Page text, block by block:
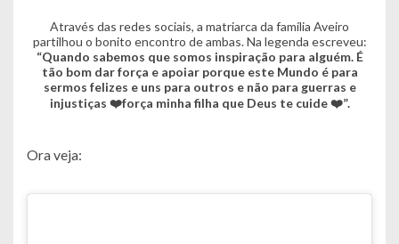
Através das redes sociais, a matriarca da família Aveiro
partilhou o bonito encontro de ambas. Na legenda escreveu:
“Quando sabemos que somos inspiração para alguém. É
tão bom dar força e apoiar porque este Mundo é para
sermos felizes e uns para outros e não para guerras e
injustiças ❤️força minha filha que Deus te cuide ❤️”.
Ora veja: